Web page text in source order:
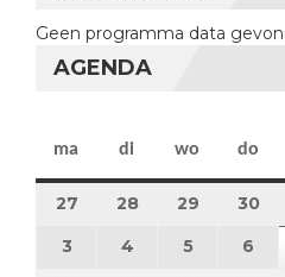
Geen programma data
AGENDA
ma maandag
di dinsdag
wo do
27 27 juli 2026
28 28 juli 2026
29 29 juli
3030
3 3 augustus 2026
4 4 augustus 2026
55 6 6